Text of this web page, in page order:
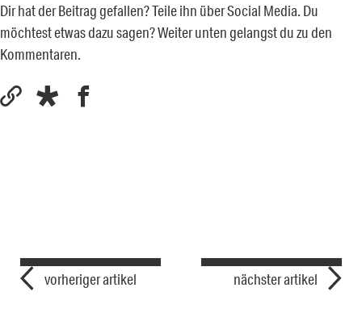
Dir hat der Beitrag gefallen? Teile ihn über Social Media. Du
möchtest etwas dazu sagen? Weiter unten gelangst du zu den
Kommentaren.
vorheriger artikel nächster artikel